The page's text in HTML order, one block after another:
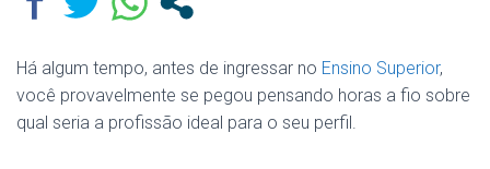
Há algum tempo, antes de ingressar no Ensino Superior,
você provavelmente se pegou pensando horas a fio sobre
qual seria a profissão ideal para o seu perfil.